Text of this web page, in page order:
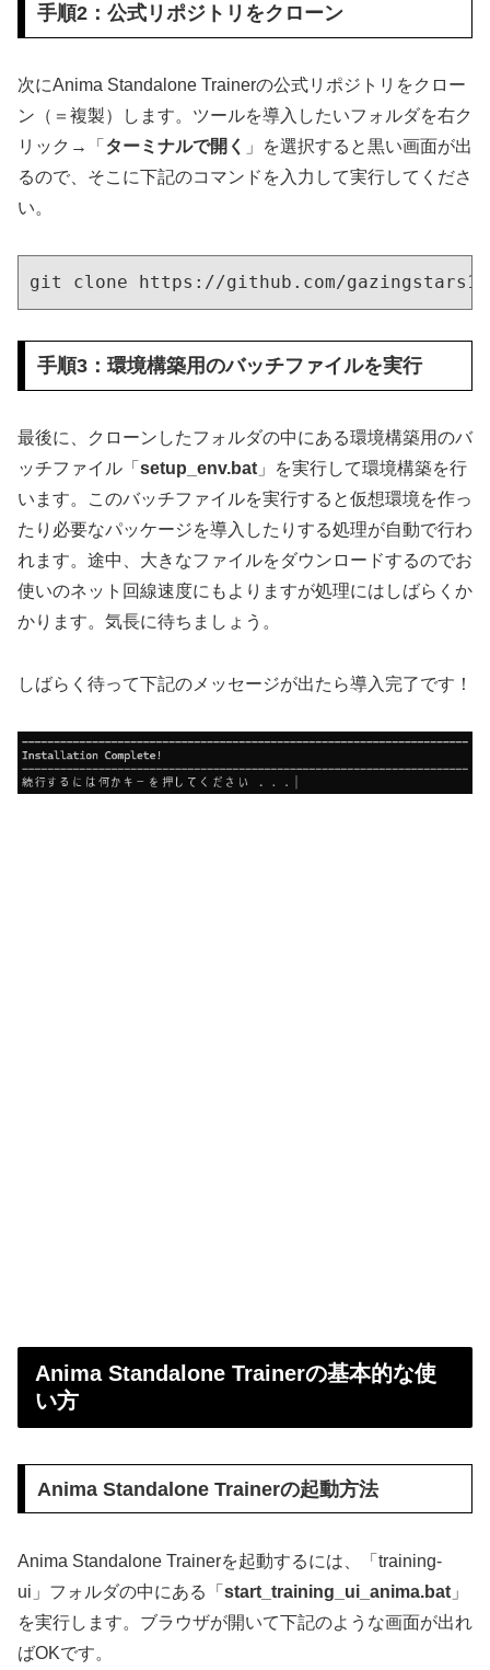
手順2：公式リポジトリをクローン
次にAnima Standalone Trainerの公式リポジトリをクロー
ン（＝複製）します。ツールを導入したいフォルダを右ク
リック→「 ターミナルで開く
」を選択すると黒い画面が出
るので、そこに下記のコマンドを入力して実行してくださ
い。
git clone https://github.com/
手順3：環境構築用のバッチファイルを実行
最後に、クローンしたフォルダの中にある環境構築用のバ
ッチファイル「 setup_env.bat 」を実行して環境構築を行
います。このバッチファイルを実行すると仮想環境を作っ
たり必要なパッケージを導入したりする処理が自動で行わ
れます。途中、大きなファイルをダウンロードするのでお
使いのネット回線速度にもよりますが処理にはしばらくか
かります。気長に待ちましょう。
しばらく待って下記のメッセージが出たら導入完了です！
Anima Standalone Trainerの基本的な使
い方
Anima Standalone Trainerの起動方法
Anima Standalone Trainerを起動するには、「training-
ui」フォルダの中にある「 start_training_ui_anima.bat 」
を実行します。ブラウザが開いて下記のような画面が出れ
ばOKです。